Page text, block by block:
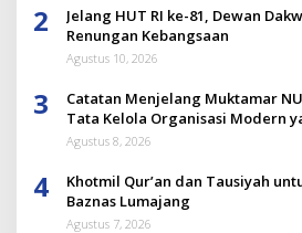
2
Jelang HUT RI ke-81, Dewan
Renungan Kebangsaan
Agustus 10, 2026
3
Catatan Menjelang Muktamar
Tata Kelola Organisasi Modern
Dirinya
Agustus 8, 2026
4
Khotmil Qur’an dan Tausiyah
Baznas Lumajang
Agustus 7, 2026